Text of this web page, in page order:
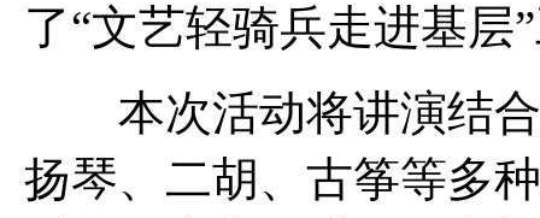
了“文艺轻骑兵走进基层
本次活动将讲演结合
扬琴、二胡、古筝等多